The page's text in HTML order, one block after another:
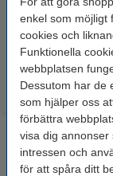
enkel som möjligt
cookies och
Funktionella
webbplatsen
Dessutom har de
som hjälper oss
förbättra
visa dig annonser
intressen och
för att spåra ditt
60 kr Inkl. 25%